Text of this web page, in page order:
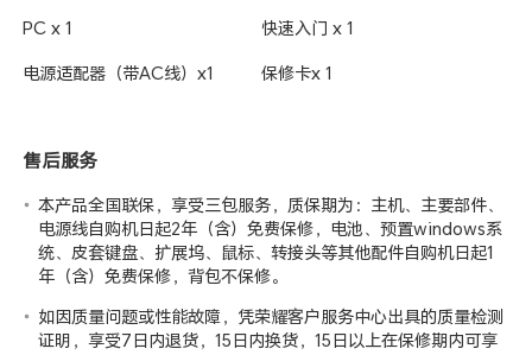
PC x 1 快速入门 x 1
电源适配器（带AC线）x1 保修卡x 1
售后服务
本产品全国联保，享受三包服务，质保期为：主机、主要部件、
电源线自购机日起2年（含）免费保修，电池、预置windows系
统、皮套键盘、扩展坞、鼠标、转接头等其他配件自购机日起1
年（含）免费保修，背包不保修。
如因质量问题或性能故障，凭荣耀客户服务中心出具的质量检测
证明，享受7日内退货，15日内换货，15日以上在保修期内可享